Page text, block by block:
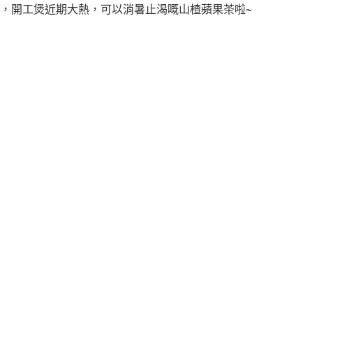
，開工煲近期大熱 ，可以消暑止渴嘅山楂蘋果茶啦~